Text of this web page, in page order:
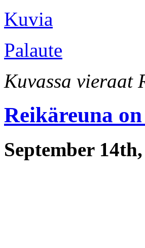
Kuvia
Palaute
Kuvassa vieraat
Reikäreuna
September 14th,